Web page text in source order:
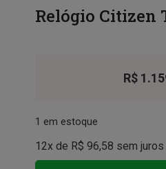
Relógio Citizen
R$
1 em estoque
12x de R$ 96,58 sem juros